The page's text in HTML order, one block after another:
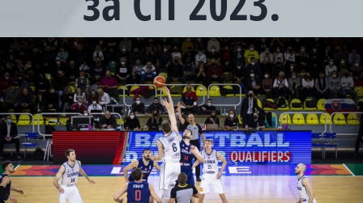
View
Larger
Image